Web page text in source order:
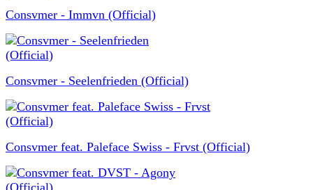
Consvmer - Immvn (Official)
Consvmer - Seelenfrieden (Official)
Consvmer feat. Paleface Swiss - Frvst (Official)